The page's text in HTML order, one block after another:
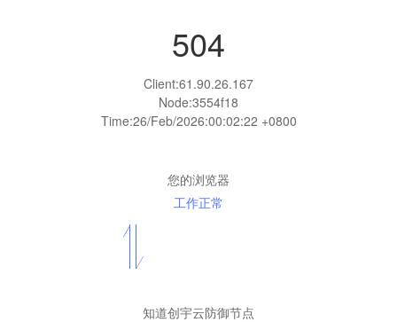
504
Client:61.90.26.167
Node:3554f18
Time:26/Feb/2026:00:02:22 +0800
您的浏览器
工作正常
知道创宇云防御节点